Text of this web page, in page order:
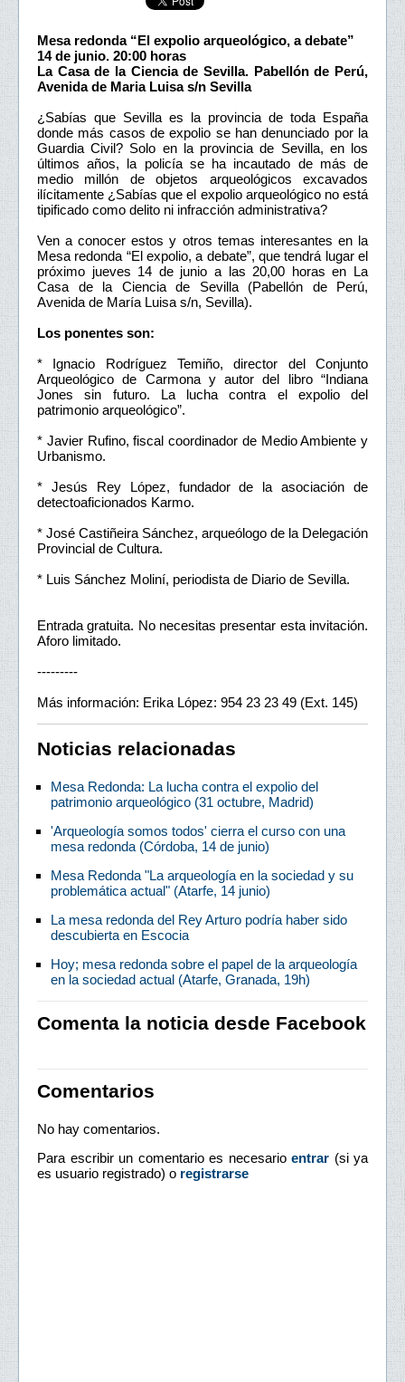
Mesa redonda “El expolio arqueológico, a debate”
14 de junio. 20:00 horas
La Casa de la Ciencia de Sevilla. Pabellón de Perú,
Avenida de Maria Luisa s/n Sevilla
¿Sabías que Sevilla es la provincia de toda España
donde más casos de expolio se han denunciado por la
Guardia Civil? Solo en la provincia de Sevilla, en los
últimos años, la policía se ha incautado de más de
medio millón de objetos arqueológicos excavados
ilícitamente ¿Sabías que el expolio arqueológico no está
tipificado como delito ni infracción administrativa?
Ven a conocer estos y otros temas interesantes en la
Mesa redonda “El expolio, a debate”, que tendrá lugar el
próximo jueves 14 de junio a las 20,00 horas en La
Casa de la Ciencia de Sevilla (Pabellón de Perú,
Avenida de María Luisa s/n, Sevilla).
Los ponentes son:
* Ignacio Rodríguez Temiño, director del Conjunto
Arqueológico de Carmona y autor del libro “Indiana
Jones sin futuro. La lucha contra el expolio del
patrimonio arqueológico”.
* Javier Rufino, fiscal coordinador de Medio Ambiente y
Urbanismo.
* Jesús Rey López, fundador de la asociación de
detectoaficionados Karmo.
* José Castiñeira Sánchez, arqueólogo de la Delegación
Provincial de Cultura.
* Luis Sánchez Moliní, periodista de Diario de Sevilla.
Entrada gratuita. No necesitas presentar esta invitación.
Aforo limitado.
---------
Más información: Erika López: 954 23 23 49 (Ext. 145)
Noticias relacionadas
Mesa Redonda: La lucha contra el expolio del
patrimonio arqueológico (31 octubre, Madrid)
'Arqueología somos todos' cierra el curso con una
mesa redonda (Córdoba, 14 de junio)
Mesa Redonda "La arqueología en la sociedad y su
problemática actual" (Atarfe, 14 junio)
La mesa redonda del Rey Arturo podría haber sido
descubierta en Escocia
Hoy; mesa redonda sobre el papel de la arqueología
en la sociedad actual (Atarfe, Granada, 19h)
Comenta la noticia desde Facebook
Comentarios
No hay comentarios.
Para escribir un comentario es necesario entrar (si ya
es usuario registrado) o registrarse